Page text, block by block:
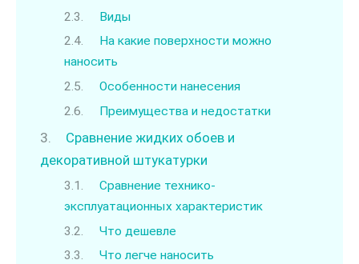
Виды
На какие поверхности можно
наносить
Особенности нанесения
Преимущества и недостатки
Сравнение жидких обоев и
декоративной штукатурки
Сравнение технико-
эксплуатационных характеристик
Что дешевле
Что легче наносить